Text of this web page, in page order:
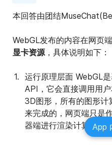
本回答由团结
WebGL发布的内容在网页
显卡资源，具体说明如下：
运行原理层面 WebGL
API，它会直接调用用
3D图形，所有的图形计
来完成的，网页端只是
器端进行渲染计算。App